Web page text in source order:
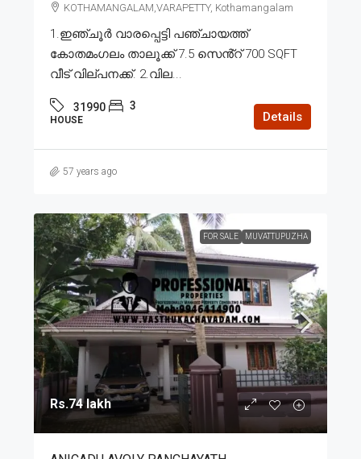
KOTHAMANGALAM,VARAPETTY, Kothamangalam
1.ഇഞ്ചൂർ വാരപ്പെട്ടി പഞ്ചായത്ത്
കോതമംഗലം താലൂക്ക് 7.5 സെൻ്റ് 700 SQFT
വീട് വില്പനക്ക്. 2.വില...
31990 3
HOUSE Details
57 years ago
FOR SALE MUVATTUPUZHA
Rs.74 lakh